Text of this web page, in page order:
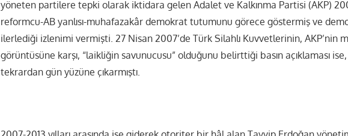
yöneten partilere tepki olarak iktidara gelen Adalet ve Kalkınma Partisi (AKP)
reformcu-AB yanlısı-muhafazakâr demokrat tutumunu görece göstermiş ve
ilerlediği izlenimi vermişti. 27 Nisan 2007’de Türk Silahlı Kuvvetlerinin, AKP’nin
görüntüsüne karşı, “laikliğin savunucusu” olduğunu belirttiği basın açıklaması
tekrardan gün yüzüne çıkarmıştı.